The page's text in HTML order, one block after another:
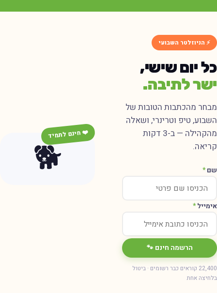
⚡ הניוזלטר השבועי
יום שישי,
לתיבה.
מהכתבות הטובות של
טיפ וטרינרי, ושאלה
מהקהילה — ב-3 דקות
*
*
הרשמה חינם 🐾
22,400 קוראים כבר רשומים · ביטול
אחת
🐕
❤️ חינם לתמיד